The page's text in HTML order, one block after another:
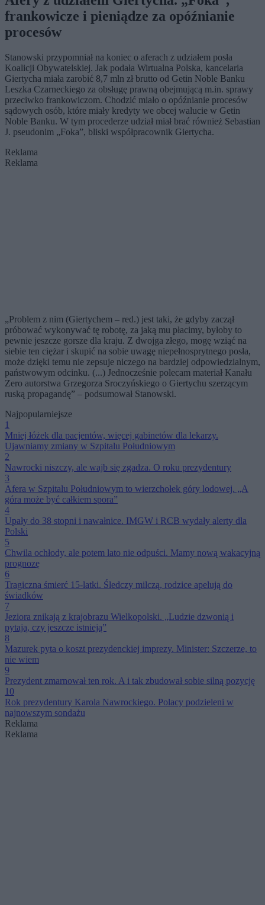
frankowicze i pieniądze za opóźnianie
procesów
Stanowski przypomniał na koniec o aferach z udziałem posła
Koalicji Obywatelskiej. Jak podała Wirtualna Polska, kancelaria
Giertycha miała zarobić 8,7 mln zł brutto od Getin Noble Banku
Leszka Czarneckiego za obsługę prawną obejmującą m.in. sprawy
przeciwko frankowiczom. Chodzić miało o opóźnianie procesów
sądowych osób, które miały kredyty we obcej walucie w Getin
Noble Banku. W tym procederze udział miał brać również Sebastian
J. pseudonim „Foka”, bliski współpracownik Giertycha.
Reklama
Reklama
„Problem z nim (Giertychem – red.) jest taki, że gdyby zaczął
próbować wykonywać tę robotę, za jaką mu płacimy, byłoby to
pewnie jeszcze gorsze dla kraju. Z dwojga złego, mogę wziąć na
siebie ten ciężar i skupić na sobie uwagę niepełnosprytnego posła,
może dzięki temu nie zepsuje niczego na bardziej odpowiedzialnym,
państwowym odcinku. (...) Jednocześnie polecam materiał Kanału
Zero autorstwa Grzegorza Sroczyńskiego o Giertychu szerzącym
ruską propagandę” – podsumował Stanowski.
Najpopularniejsze
1
Mniej łóżek dla pacjentów, więcej gabinetów dla lekarzy.
Ujawniamy zmiany w Szpitalu Południowym
2
Nawrocki niszczy, ale wajb się zgadza. O roku prezydentury
3
Afera w Szpitalu Południowym to wierzchołek góry lodowej. „A
góra może być całkiem spora”
4
Upały do 38 stopni i nawałnice. IMGW i RCB wydały alerty dla
Polski
5
Chwila ochłody, ale potem lato nie odpuści. Mamy nową wakacyjną
prognozę
6
Tragiczna śmierć 15-latki. Śledczy milczą, rodzice apelują do
świadków
7
Jeziora znikają z krajobrazu Wielkopolski. „Ludzie dzwonią i
pytają, czy jeszcze istnieją”
8
Mazurek pyta o koszt prezydenckiej imprezy. Minister: Szczerze, to
nie wiem
9
Prezydent zmarnował ten rok. A i tak zbudował sobie silną pozycję
10
Rok prezydentury Karola Nawrockiego. Polacy podzieleni w
najnowszym sondażu
Reklama
Reklama